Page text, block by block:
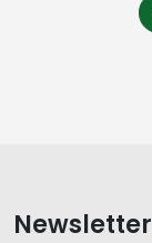
Newsletter